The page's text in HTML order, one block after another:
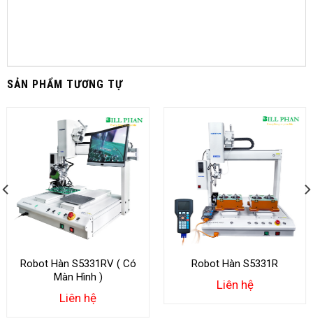
SẢN PHẨM TƯƠNG TỰ
Robot Hàn S5331RV ( Có
Màn Hình )
Liên hệ
Robot Hàn S5331R
Liên hệ